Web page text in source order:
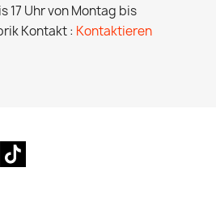
17 Uhr von Montag bis
Kontakt : Kontaktieren